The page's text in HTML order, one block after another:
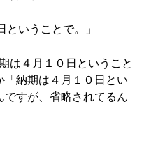
ということで。」
は４月１０日ということ
「納期は４月１０日とい
ですが、省略されてるん